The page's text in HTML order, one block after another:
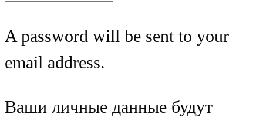
A password will be sent to your
email address.
Ваши личные данные будут